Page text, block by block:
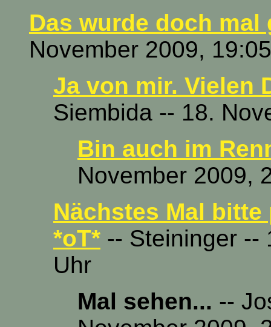
Das wurde doch mal
November 2009,
Ja von mir. Vielen
Siembida -- 18.
Bin auch im
November 2009,
Nächstes Mal
*oT* -- Steininger --
Uhr
Mal sehen... --